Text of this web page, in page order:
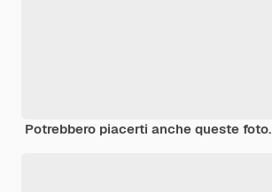
Potrebbero piacerti anche queste foto.